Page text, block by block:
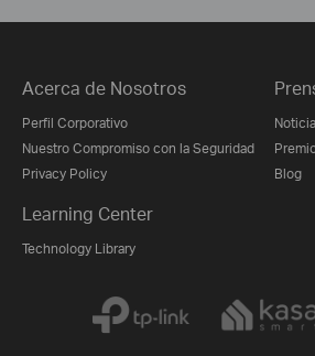
Acerca de Nosotros
Perfil Corporativo
Nuestro Compromiso con la Seguridad
Privacy Policy
Blog
Learning Center
Technology Library